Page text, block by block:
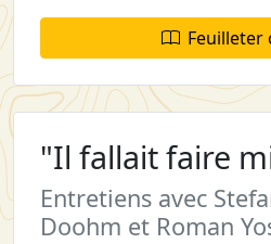
Feuilleter
"Il fallait faire
Entretiens avec
Doohm et Roman